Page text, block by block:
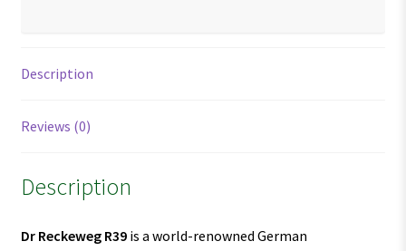
Description
Reviews (0)
Description
Dr Reckeweg R39is a world-renowned German